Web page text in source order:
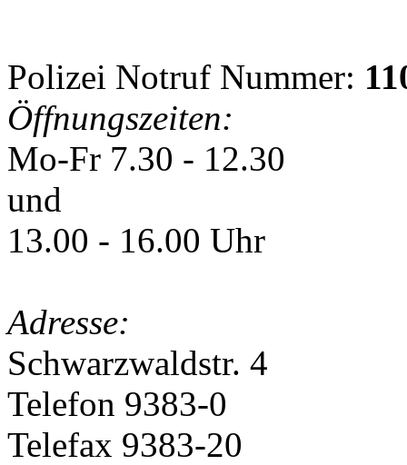
Polizei Notruf Nummer:
Öffnungszeiten:
Mo-Fr 7.30 - 12.30
und
13.00 - 16.00 Uhr
Adresse:
Schwarzwaldstr. 4
Telefon 9383-0
Telefax 9383-20